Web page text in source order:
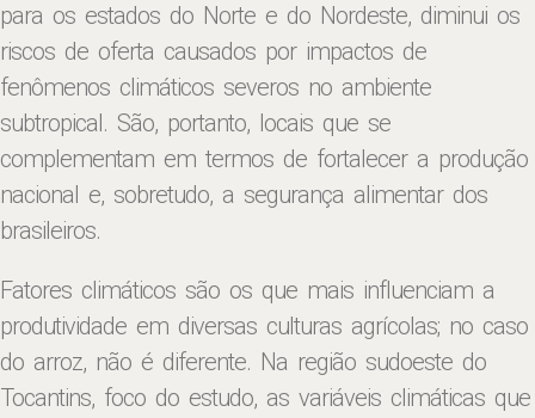
para os estados do Norte e do Nordeste, diminui os
riscos de oferta causados por impactos de
fenômenos climáticos severos no ambiente
subtropical. São, portanto, locais que se
complementam em termos de fortalecer a produção
nacional e, sobretudo, a segurança alimentar dos
brasileiros.
Fatores climáticos são os que mais influenciam a
produtividade em diversas culturas agrícolas; no caso
do arroz, não é diferente. Na região sudoeste do
Tocantins, foco do estudo, as variáveis climáticas que